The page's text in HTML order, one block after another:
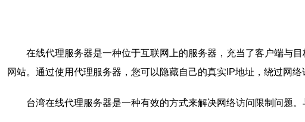
在线代理服务器是一种位于互联网上的服务器，充当了客户端与
网站。通过使用代理服务器，您可以隐藏自己的真实IP地址，绕过网络
台湾在线代理服务器是一种有效的方式来解决网络访问限制问题